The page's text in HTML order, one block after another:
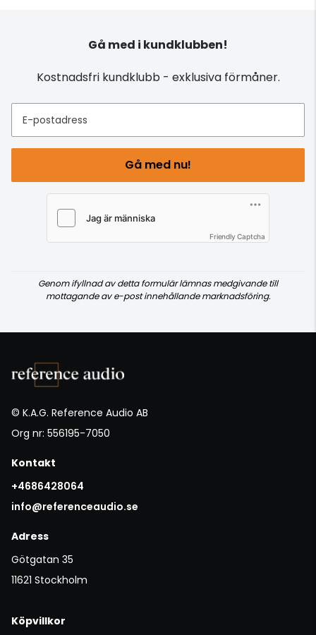
Gå med i kundklubben!
Kostnadsfri kundklubb - exklusiva förmåner.
E-postadress
Gå med nu!
Friendly Captcha
Genom ifyllnad av detta formulär lämnas medgivande till
mottagande av e-post innehållande marknadsföring.
© K.A.G. Reference Audio AB
Org nr: 556195-7050
Kontakt
+4686428064
info@referenceaudio.se
Adress
Götgatan 35
11621 Stockholm
Köpvillkor